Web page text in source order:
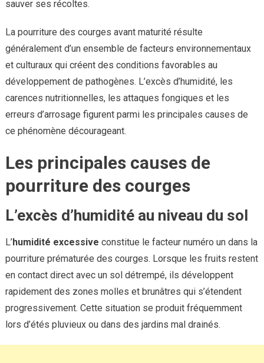
sauver ses récoltes.
La pourriture des courges avant maturité résulte
généralement d’un ensemble de facteurs environnementaux
et culturaux qui créent des conditions favorables au
développement de pathogènes. L’excès d’humidité, les
carences nutritionnelles, les attaques fongiques et les
erreurs d’arrosage figurent parmi les principales causes de
ce phénomène décourageant.
Les principales causes de
pourriture des courges
L’excès d’humidité au niveau du sol
L’humidité excessive constitue le facteur numéro un dans la
pourriture prématurée des courges. Lorsque les fruits restent
en contact direct avec un sol détrempé, ils développent
rapidement des zones molles et brunâtres qui s’étendent
progressivement. Cette situation se produit fréquemment
lors d’étés pluvieux ou dans des jardins mal drainés.